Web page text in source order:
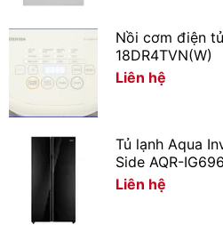
Nồi cơm điện
18DR4TVN(W)
Liên hệ
Tủ lạnh Aqua
Side AQR-
Liên hệ